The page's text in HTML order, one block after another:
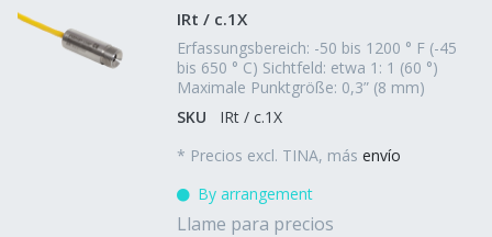
IRt / c.1X
Erfassungsbereich: -50 bis 1200 ° F (-45
bis 650 ° C) Sichtfeld: etwa 1: 1 (60 °)
Maximale Punktgröße: 0,3” (8 mm)
SKU
IRt / c.1X
* Precios excl. TINA, más envío
By arrangement
Llame para precios